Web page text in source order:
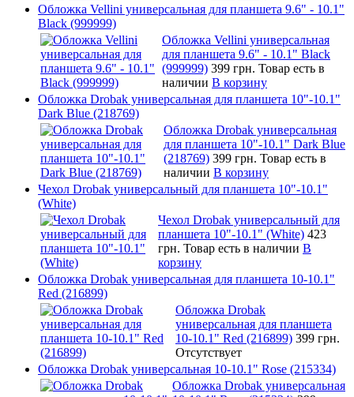
Обложка Vellini универсальная для планшета 9.6" - 10.1"
Black (999999)
Обложка Vellini универсальная
для планшета 9.6" - 10.1" Black
(999999) 399 грн. Товар есть в
наличии В корзину
Обложка Drobak универсальная для планшета 10"-10.1"
Dark Blue (218769)
Обложка Drobak универсальная
для планшета 10"-10.1" Dark Blue
(218769) 399 грн. Товар есть в
наличии В корзину
Чехол Drobak универсальный для планшета 10"-10.1"
(White)
Чехол Drobak универсальный для
планшета 10"-10.1" (White) 423
грн. Товар есть в наличии В
корзину
Обложка Drobak универсальная для планшета 10-10.1"
Red (216899)
Обложка Drobak
универсальная для планшета
10-10.1" Red (216899) 399 грн.
Отсутствует
Обложка Drobak универсальная 10-10.1" Rose (215334)
Обложка Drobak универсальная